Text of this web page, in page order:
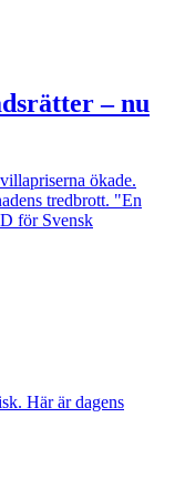
– nu
ökade.
tredbrott. "En
för Svensk
Här är dagens